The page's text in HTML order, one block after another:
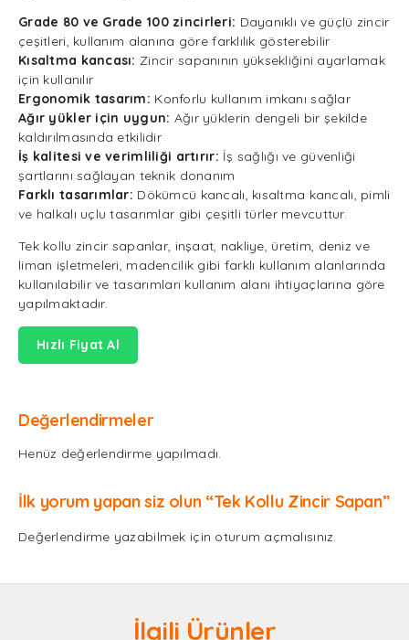
Grade 80 ve Grade 100 zincirleri: Dayanıklı ve güçlü zincir
çeşitleri, kullanım alanına göre farklılık gösterebilir
Kısaltma kancası: Zincir sapanının yüksekliğini ayarlamak
için kullanılır
Ergonomik tasarım: Konforlu kullanım imkanı sağlar
Ağır yükler için uygun: Ağır yüklerin dengeli bir şekilde
kaldırılmasında etkilidir
İş kalitesi ve verimliliği artırır: İş sağlığı ve güvenliği
şartlarını sağlayan teknik donanım
Farklı tasarımlar: Dökümcü kancalı, kısaltma kancalı, pimli
ve halkalı uçlu tasarımlar gibi çeşitli türler mevcuttur.
Tek kollu zincir sapanlar, inşaat, nakliye, üretim, deniz ve
liman işletmeleri, madencilik gibi farklı kullanım alanlarında
kullanılabilir ve tasarımları kullanım alanı ihtiyaçlarına göre
yapılmaktadır.
Hızlı Fiyat Al
Değerlendirmeler
Henüz değerlendirme yapılmadı.
İlk yorum yapan siz olun “Tek Kollu Zincir Sapan”
Değerlendirme yazabilmek için oturum açmalısınız.
İlgili Ürünler